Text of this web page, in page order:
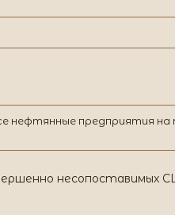
нефтянные предприятия
несопоставимых